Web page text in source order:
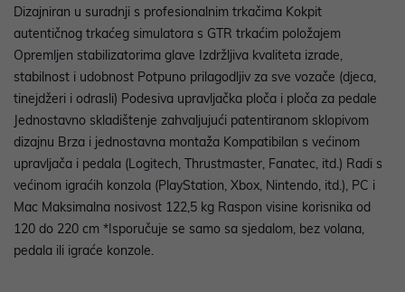
Dizajniran u suradnji s profesionalnim trkačima Kokpit
autentičnog trkaćeg simulatora s GTR trkaćim položajem
Opremljen stabilizatorima glave Izdržljiva kvaliteta izrade,
stabilnost i udobnost Potpuno prilagodljiv za sve vozače (djeca,
tinejdžeri i odrasli) Podesiva upravljačka ploča i ploča za pedale
Jednostavno skladištenje zahvaljujući patentiranom sklopivom
dizajnu Brza i jednostavna montaža Kompatibilan s većinom
upravljača i pedala (Logitech, Thrustmaster, Fanatec, itd.) Radi s
većinom igraćih konzola (PlayStation, Xbox, Nintendo, itd.), PC i
Mac Maksimalna nosivost 122,5 kg Raspon visine korisnika od
120 do 220 cm *Isporučuje se samo sa sjedalom, bez volana,
pedala ili igraće konzole.